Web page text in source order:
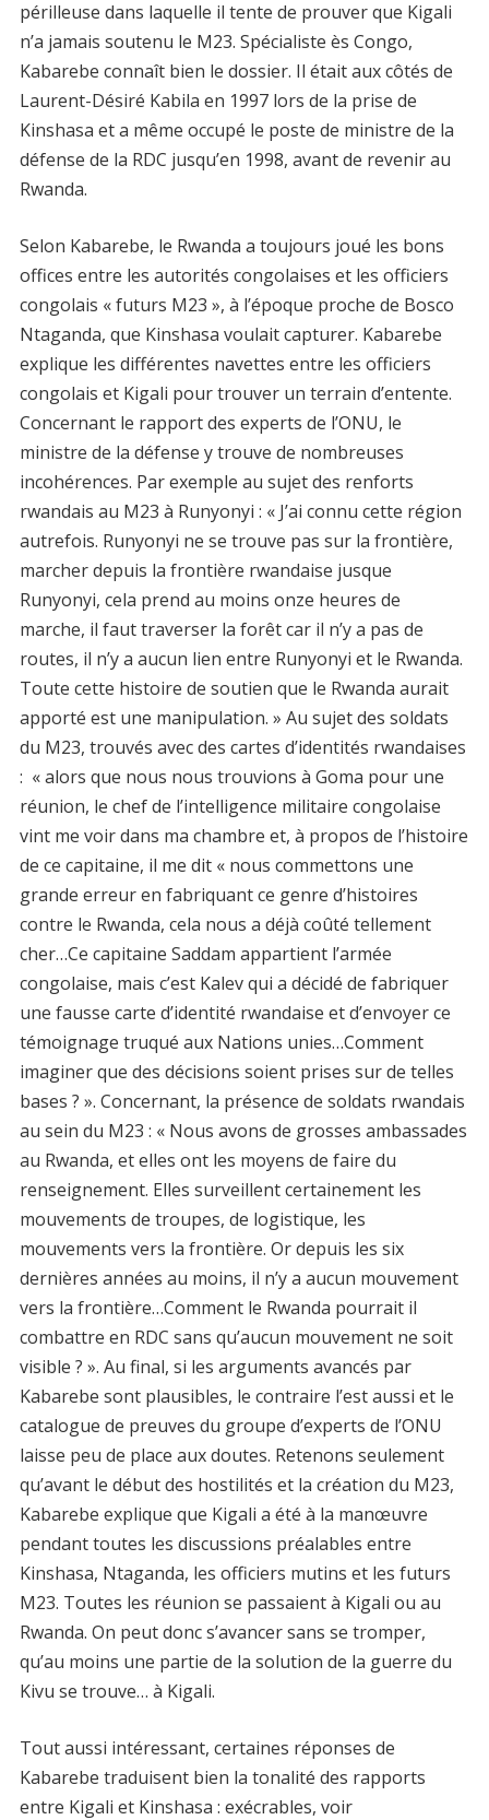
périlleuse dans laquelle il tente de prouver que Kigali
n’a jamais soutenu le M23. Spécialiste ès Congo,
Kabarebe connaît bien le dossier. Il était aux côtés de
Laurent-Désiré Kabila en 1997 lors de la prise de
Kinshasa et a même occupé le poste de ministre de la
défense de la RDC jusqu’en 1998, avant de revenir au
Rwanda.
Selon Kabarebe, le Rwanda a toujours joué les bons
offices entre les autorités congolaises et les officiers
congolais « futurs M23 », à l’époque proche de Bosco
Ntaganda, que Kinshasa voulait capturer. Kabarebe
explique les différentes navettes entre les officiers
congolais et Kigali pour trouver un terrain d’entente.
Concernant le rapport des experts de l’ONU, le
ministre de la défense y trouve de nombreuses
incohérences. Par exemple au sujet des renforts
rwandais au M23 à Runyonyi : « J’ai connu cette région
autrefois. Runyonyi ne se trouve pas sur la frontière,
marcher depuis la frontière rwandaise jusque
Runyonyi, cela prend au moins onze heures de
marche, il faut traverser la forêt car il n’y a pas de
routes, il n’y a aucun lien entre Runyonyi et le Rwanda.
Toute cette histoire de soutien que le Rwanda aurait
apporté est une manipulation. » Au sujet des soldats
du M23, trouvés avec des cartes d’identités rwandaises
: « alors que nous nous trouvions à Goma pour une
réunion, le chef de l’intelligence militaire congolaise
vint me voir dans ma chambre et, à propos de l’histoire
de ce capitaine, il me dit « nous commettons une
grande erreur en fabriquant ce genre d’histoires
contre le Rwanda, cela nous a déjà coûté tellement
cher…Ce capitaine Saddam appartient l’armée
congolaise, mais c’est Kalev qui a décidé de fabriquer
une fausse carte d’identité rwandaise et d’envoyer ce
témoignage truqué aux Nations unies…Comment
imaginer que des décisions soient prises sur de telles
bases ? ». Concernant, la présence de soldats rwandais
au sein du M23 : « Nous avons de grosses ambassades
au Rwanda, et elles ont les moyens de faire du
renseignement. Elles surveillent certainement les
mouvements de troupes, de logistique, les
mouvements vers la frontière. Or depuis les six
dernières années au moins, il n’y a aucun mouvement
vers la frontière…Comment le Rwanda pourrait il
combattre en RDC sans qu’aucun mouvement ne soit
visible ? ». Au final, si les arguments avancés par
Kabarebe sont plausibles, le contraire l’est aussi et le
catalogue de preuves du groupe d’experts de l’ONU
laisse peu de place aux doutes. Retenons seulement
qu’avant le début des hostilités et la création du M23,
Kabarebe explique que Kigali a été à la manœuvre
pendant toutes les discussions préalables entre
Kinshasa, Ntaganda, les officiers mutins et les futurs
M23. Toutes les réunion se passaient à Kigali ou au
Rwanda. On peut donc s’avancer sans se tromper,
qu’au moins une partie de la solution de la guerre du
Kivu se trouve… à Kigali.
Tout aussi intéressant, certaines réponses de
Kabarebe traduisent bien la tonalité des rapports
entre Kigali et Kinshasa : exécrables, voir